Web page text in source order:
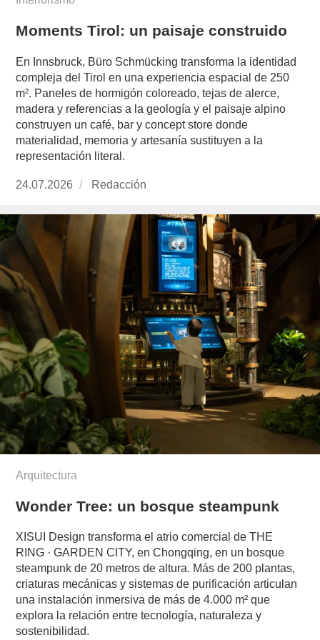
Moments Tirol: un paisaje construido
En Innsbruck, Büro Schmücking transforma la identidad
compleja del Tirol en una experiencia espacial de 250
m². Paneles de hormigón coloreado, tejas de alerce,
madera y referencias a la geología y el paisaje alpino
construyen un café, bar y concept store donde
materialidad, memoria y artesanía sustituyen a la
representación literal.
Publicado
24.07.2026 https://www.experimenta.es/author/redaccion/
Redacción
Arquitectura
Wonder Tree: un bosque steampunk
XISUI Design transforma el atrio comercial de THE
RING · GARDEN CITY, en Chongqing, en un bosque
steampunk de 20 metros de altura. Más de 200 plantas,
criaturas mecánicas y sistemas de purificación articulan
una instalación inmersiva de más de 4.000 m² que
explora la relación entre tecnología, naturaleza y
sostenibilidad.